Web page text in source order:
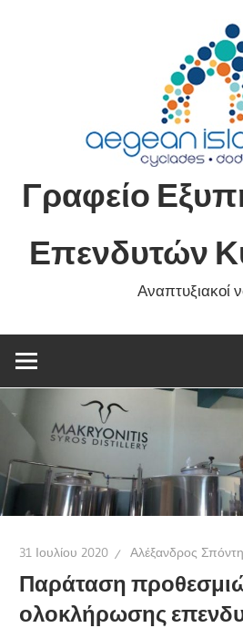
Γραφείο
Επενδυτών
Αναπτυξιακοί
31 Ιουλίου 2020 Αλέξανδρος
Παράταση
ολοκλήρωσης